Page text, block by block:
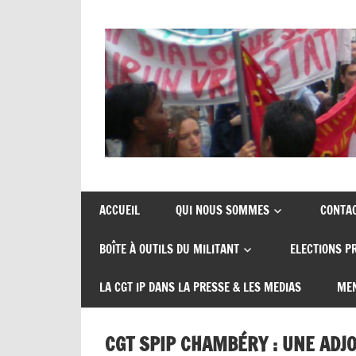
CGT
insertion
probation
de
syndicats
insertion
ACCUEIL QUI NOUS SOMMES
BOÎTE À OUTILS DU MILITANT ELECTIONS
LA CGT IP DANS LA PRESSE & LES MEDIAS
CGT SPIP CHAMBÉRY : UNE